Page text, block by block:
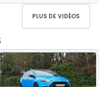
PLUS DE VIDÉOS